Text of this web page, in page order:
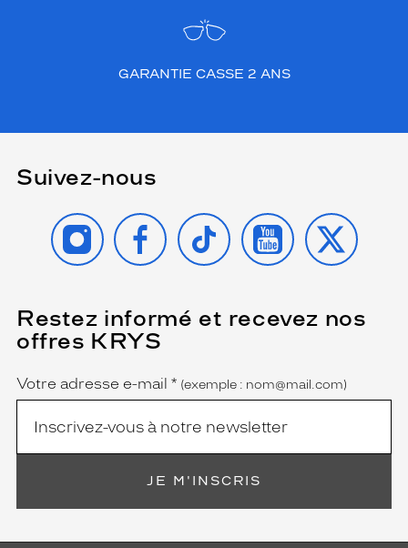
GARANTIE CASSE 2 ANS
Suivez-nous
INSTAGRAMFACEBOOK
TIKTOK YOUTUBE
X
Restez informé et recevez nos
offres KRYS
Name
Votre adresse e-mail *
(Ce
champ
est
(exemple : nom@mail.com)
JE M'INSCRIS